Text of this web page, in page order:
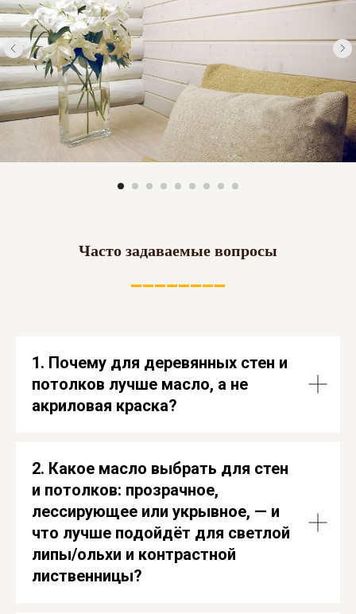
Часто задаваемые вопросы
1. Почему для деревянных стен и
потолков лучше масло, а не
акриловая краска?
2. Какое масло выбрать для стен
и потолков: прозрачное,
лессирующее или укрывное, — и
что лучше подойдёт для светлой
липы/ольхи и контрастной
лиственницы?